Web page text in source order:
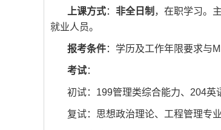
上课方式： 非全日制 ，在职学习。
就业人员。
报考条件：学历及工作年限要求与
考试：
初试：199管理类综合能力、204英
复试：思想政治理论、工程管理专